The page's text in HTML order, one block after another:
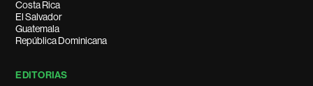
Costa Rica
El Salvador
Guatemala
República Dominicana
EDITORIAS